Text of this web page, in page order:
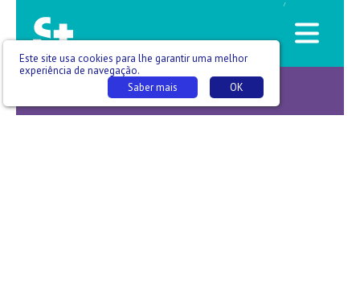
/
Raio X -T06 E001
Este site usa cookies para lhe garantir uma melhor
experiência de navegação.
OK
Saber mais